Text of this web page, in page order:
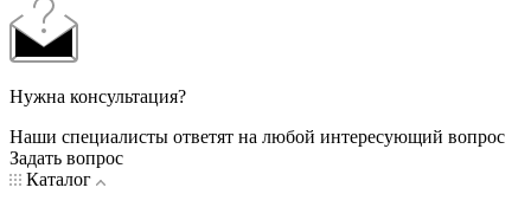
Нужна консультация?
Наши специалисты ответят на любой интересующий вопрос
Задать вопрос
Каталог